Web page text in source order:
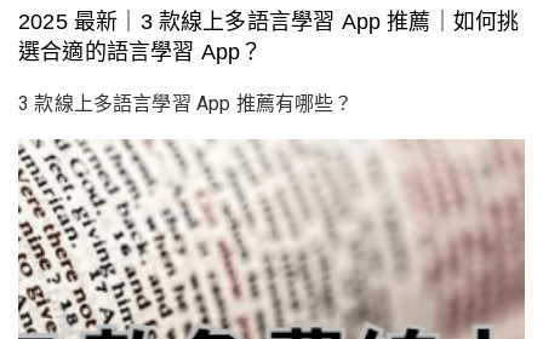
2025 最新｜3 款線上多語言學習 App 推薦｜如何挑
選合適的語言學習 App？
3 款線上多語言學習 App 推薦有哪些？